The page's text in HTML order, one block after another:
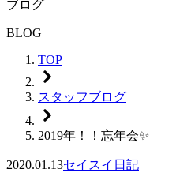
ブログ
BLOG
TOP
スタッフブログ
2019年！！忘年会✨
2020.01.13セイスイ日記